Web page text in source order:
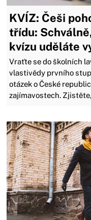
KVÍZ: Češi
třídu:
kvízu uděláte
Vraťte se do školních
vlastivědy prvního
otázek o České
zajímavostech.